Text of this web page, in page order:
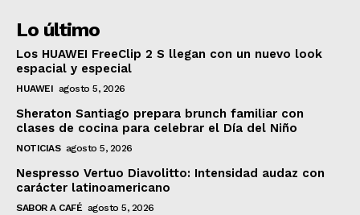
Lo último
Los HUAWEI FreeClip 2 S llegan con un nuevo look
espacial y especial
HUAWEI agosto 5, 2026
Sheraton Santiago prepara brunch familiar con
clases de cocina para celebrar el Día del Niño
NOTICIAS agosto 5, 2026
Nespresso Vertuo Diavolitto: Intensidad audaz con
carácter latinoamericano
SABOR A CAFÉ agosto 5, 2026